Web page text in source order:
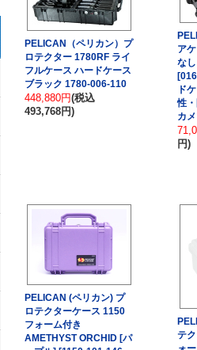
PELICAN（ペリカン）プ
ロテクター 1780RF ライ
フルケース ハードケース
ブラック 1780-006-110
448,880円(税込
493,768円)
ア
な
ド
性
カ
円)
PELICAN (ペリカン) プ
ロテクターケース 1150
フォーム付き
AMETHYST ORCHID [パ
テ